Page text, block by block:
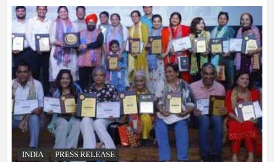
INDIA PRESS RELEASE